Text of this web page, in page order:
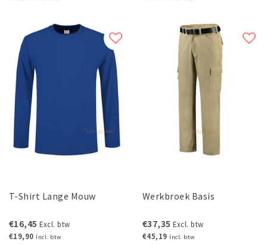
T-Shirt Lange Mouw
€16,45 Excl. btw
€19,90 Incl. btw
Werkbroek Basis
€37,35 Excl. btw
€45,19 Incl. btw